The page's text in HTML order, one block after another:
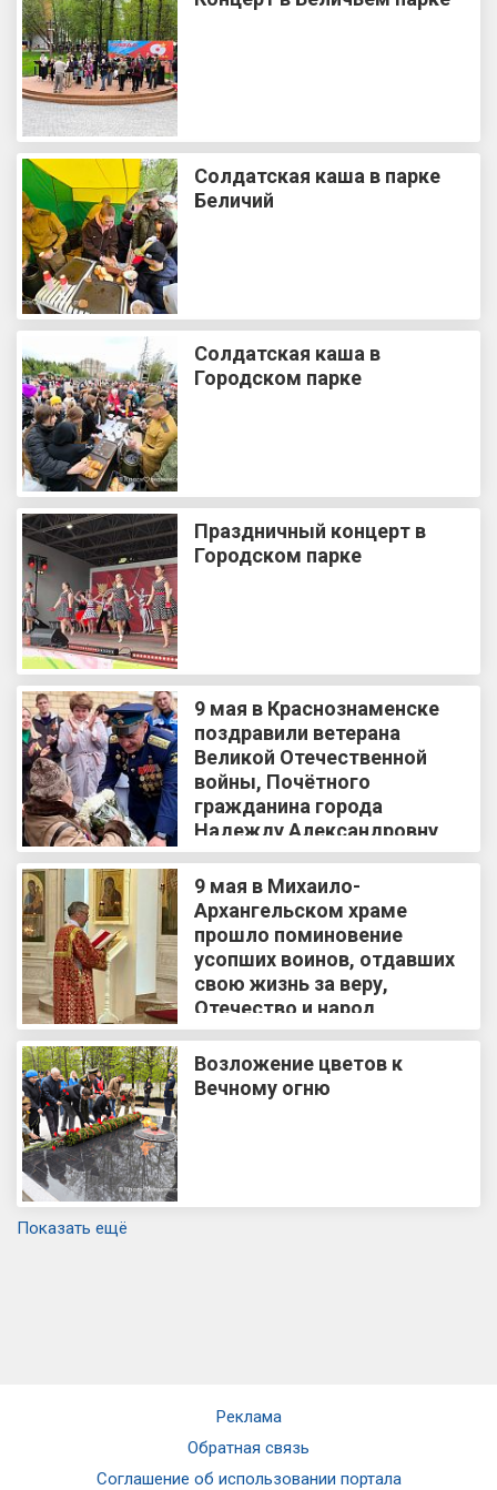
Солдатская каша в парке
Беличий
Солдатская каша в
Городском парке
Праздничный концерт в
Городском парке
9 мая в Краснознаменске
поздравили ветерана
Великой Отечественной
войны, Почётного
гражданина города
Надежду Александровну
Сабитову
9 мая в Михаило-
Архангельском храме
прошло поминовение
усопших воинов, отдавших
свою жизнь за веру,
Отечество и народ
Возложение цветов к
Вечному огню
Показать ещё
Реклама
Обратная связь
Соглашение об использовании портала